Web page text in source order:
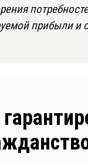
прибыли и